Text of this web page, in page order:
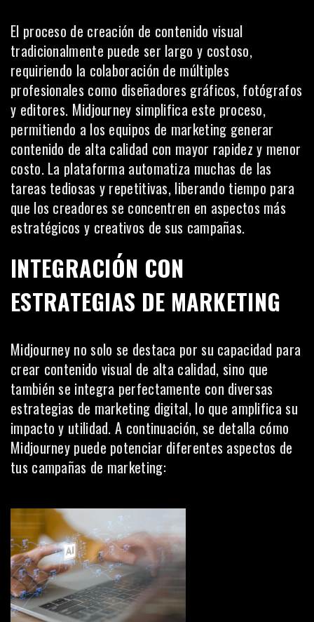
El proceso de creación de contenido visual
tradicionalmente puede ser largo y costoso,
requiriendo la colaboración de múltiples
profesionales como diseñadores gráficos, fotógrafos
y editores. Midjourney simplifica este proceso,
permitiendo a los equipos de marketing generar
contenido de alta calidad con mayor rapidez y menor
costo. La plataforma automatiza muchas de las
tareas tediosas y repetitivas, liberando tiempo para
que los creadores se concentren en aspectos más
estratégicos y creativos de sus campañas.
INTEGRACIÓN CON
ESTRATEGIAS DE MARKETING
Midjourney no solo se destaca por su capacidad para
crear contenido visual de alta calidad, sino que
también se integra perfectamente con diversas
estrategias de marketing digital, lo que amplifica su
impacto y utilidad. A continuación, se detalla cómo
Midjourney puede potenciar diferentes aspectos de
tus campañas de marketing: